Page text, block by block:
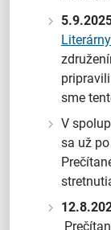
sme
V
sa už